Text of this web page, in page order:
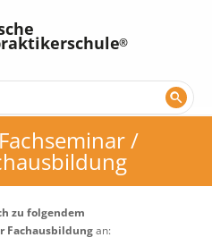
/
zu folgendem
Fachausbildungan: